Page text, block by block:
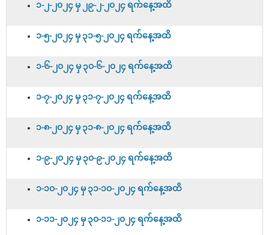
၁-၂-၂၀၂၄ မှ ၂၉-၂-၂၀၂၄ ရက်နေ့အထိ
၁-၅-၂၀၂၄ မှ ၃၁-၅-၂၀၂၄ ရက်နေ့အထိ
၁-၆-၂၀၂၄ မှ ၃၀-၆-၂၀၂၄ ရက်နေ့အထိ
၁-၇-၂၀၂၄ မှ ၃၁-၇-၂၀၂၄ ရက်နေ့အထိ
၁-၈-၂၀၂၄ မှ ၃၁-၈-၂၀၂၄ ရက်နေ့အထိ
၁-၉-၂၀၂၄ မှ ၃၀-၉-၂၀၂၄ ရက်နေ့အထိ
၁-၁၀-၂၀၂၄ မှ ၃၁-၁၀-၂၀၂၄ ရက်နေ့အထိ
၁-၁၁-၂၀၂၄ မှ ၃၀-၁၁-၂၀၂၄ ရက်နေ့အထိ